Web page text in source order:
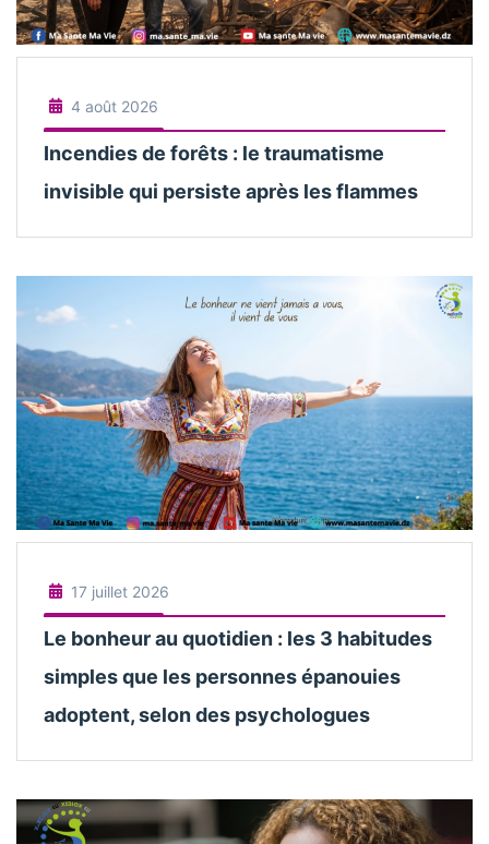
4 août 2026
Incendies de forêts : le traumatisme
invisible qui persiste après les flammes
17 juillet 2026
Le bonheur au quotidien : les 3 habitudes
simples que les personnes épanouies
adoptent, selon des psychologues